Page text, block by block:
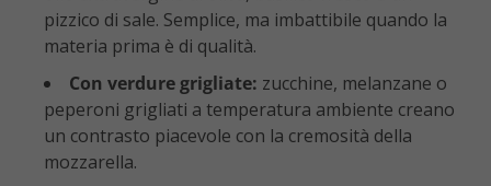
pizzico di sale. Semplice, ma imbattibile quando la
materia prima è di qualità.
Con verdure grigliate: zucchine, melanzane o
peperoni grigliati a temperatura ambiente creano
un contrasto piacevole con la cremosità della
mozzarella.